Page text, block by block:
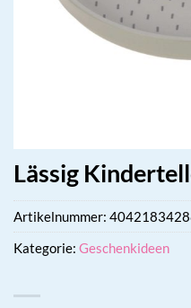
Lässig
Artikelnummer:
Kategorie: Geschenkideen